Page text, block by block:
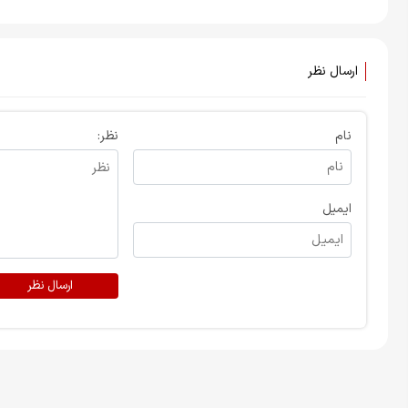
ارسال نظر
نام
ایمیل
نظر:
ارسال نظر